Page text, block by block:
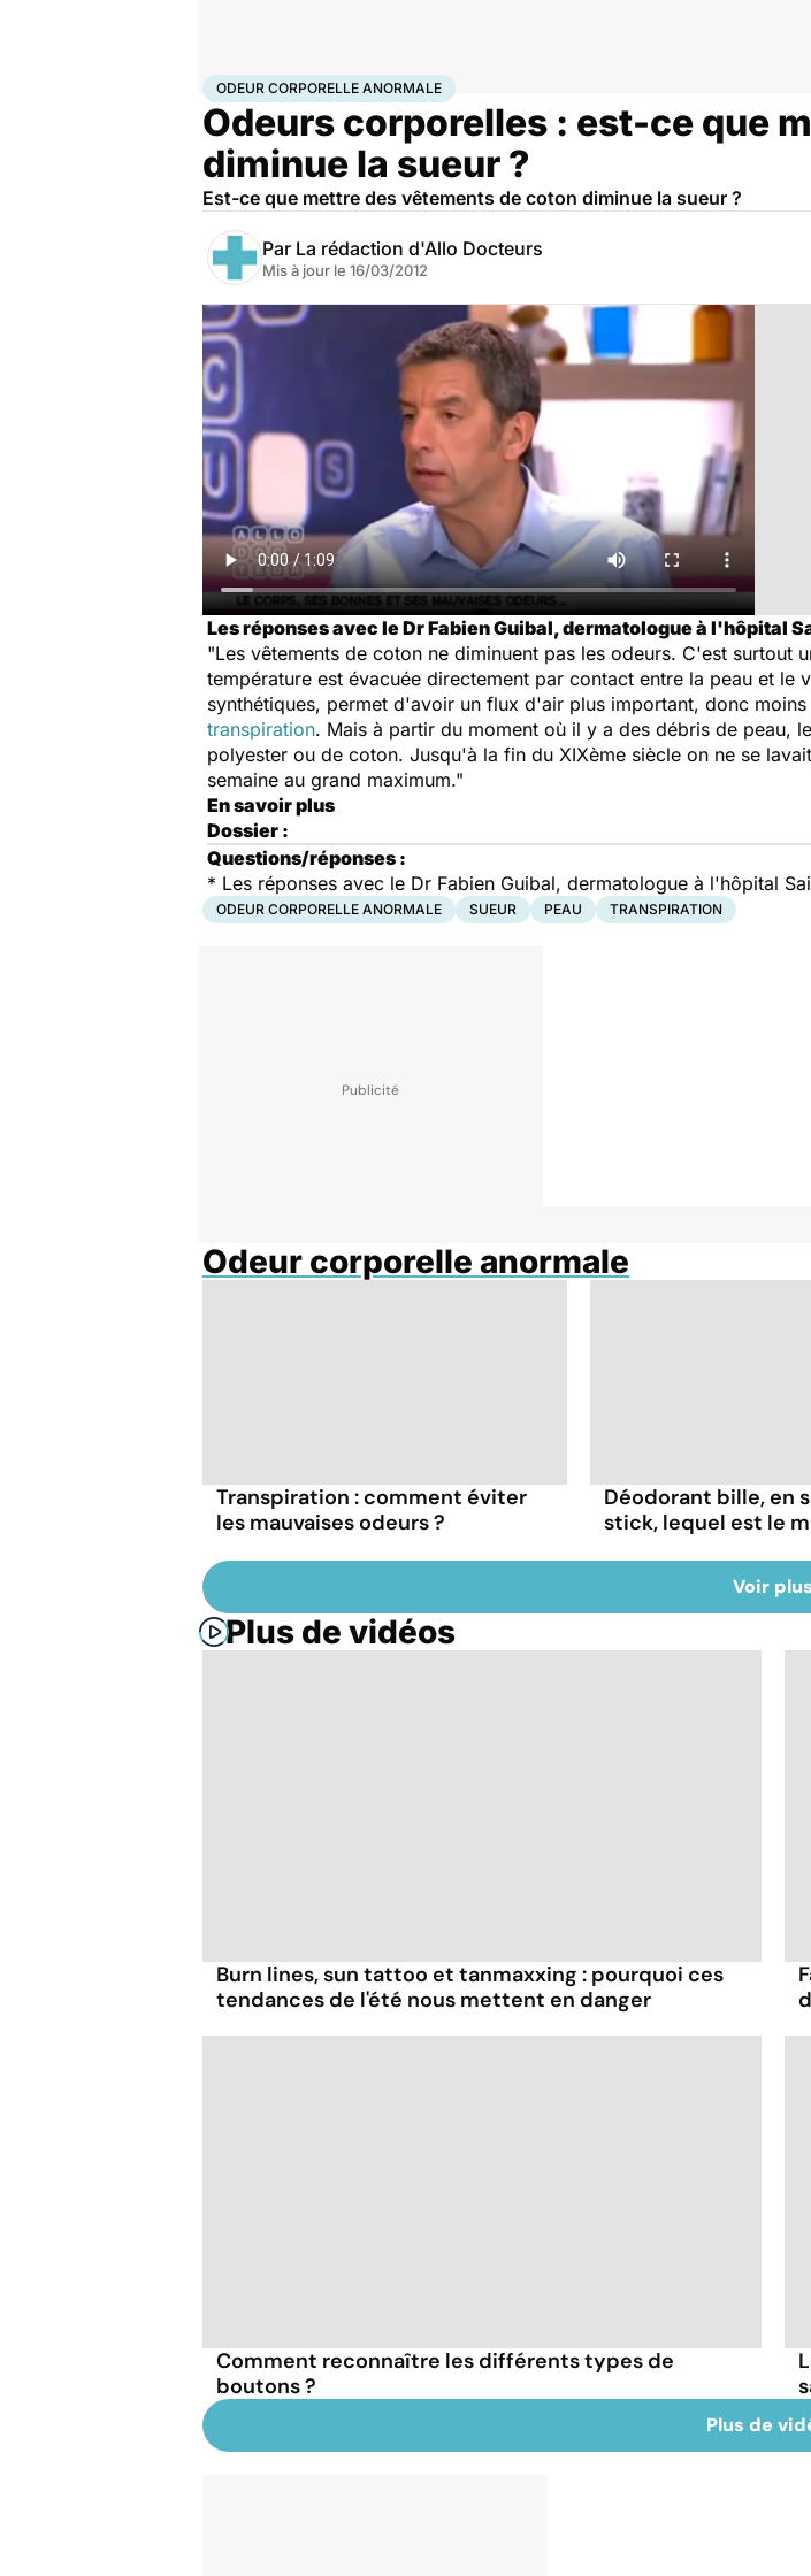
AccueilSantéMaladies Odeur corporelle anormale
ODEUR CORPORELLE ANORMALE
Odeurs corporelles : est-ce que
diminue la sueur ?
Est-ce que mettre des vêtements de coton diminue la sueur ?
Par La rédaction d'Allo Docteurs
Mis à jour le 16/03/2012
Les réponses avec le Dr Fabien Guibal, dermatologue à l'hôpital
"Les vêtements de coton ne diminuent pas les odeurs. C'est surtout
température est évacuée directement par contact entre la peau et le
synthétiques, permet d'avoir un flux d'air plus important, donc
transpiration. Mais à partir du moment où il y a des débris de peau,
polyester ou de coton. Jusqu'à la fin du XIXème siècle on ne se
semaine au grand maximum."
En savoir plus
Dossier :
Questions/réponses :
* Les réponses avec le Dr Fabien Guibal, dermatologue à l'hôpital
ODEUR CORPORELLE ANORMALE SUEUR PEAU TRANSPIRATION
Odeur corporelle anormale
Transpiration : comment éviter
les mauvaises odeurs ?
Déodorant bille, en
stick, lequel est le
Voir plus
Plus de vidéos
Burn lines, sun tattoo et tanmaxxing : pourquoi ces
tendances de l'été nous mettent en danger
Comment reconnaître les différents types de
boutons ?
Plus de